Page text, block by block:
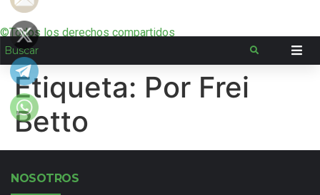
©Todos los derechos compartidos
Etiqueta: Por Frei
Betto
NOSOTROS